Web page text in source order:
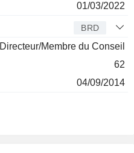
01/03/2022
BRD
Directeur/Membre du Conseil
62
04/09/2014